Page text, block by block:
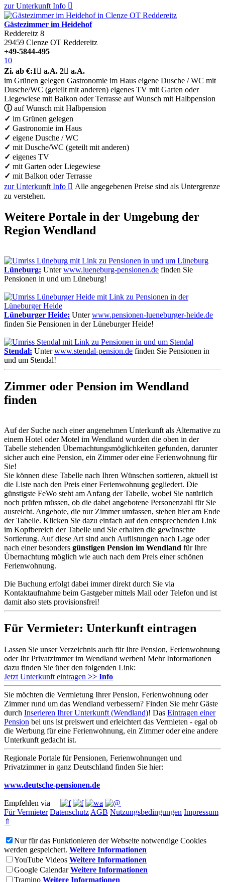
zur Unterkunft Info 
Gästezimmer im Heidehof
Reddereitz 8
29459 Clenze OT Reddereitz
+49-5844-495
10
Zi. ab €:1  a.A. 2 a.A.
im Grünen gelegen Gastronomie im Haus eigene Dusche / WC mit
Dusche/WC (geteilt mit anderen) eigenes TV mit Garten oder
Liegewiese mit Balkon oder Terrasse auf Wunsch mit Halbpension
ⓘauf Wunsch mit Halbpension
✓ im Grünen gelegen
✓ Gastronomie im Haus
✓ eigene Dusche / WC
✓ mit Dusche/WC (geteilt mit anderen)
✓ eigenes TV
✓ mit Garten oder Liegewiese
✓ mit Balkon oder Terrasse
zur Unterkunft Info  Alle angegebenen Preise sind als Untergrenze
zu verstehen.
Weitere Portale in der Umgebung der
Region Wendland
Lüneburg: Unterwww.lueneburg-pensionen.de finden Sie
Pensionen in und um Lüneburg!
Lüneburger Heide: Unterwww.pensionen-lueneburger-heide.de
finden Sie Pensionen in der Lüneburger Heide!
Stendal: Unterwww.stendal-pension.de finden Sie Pensionen in
und um Stendal!
Zimmer oder Pension im Wendland
finden
Auf der Suche nach einer angenehmen Unterkunft als Alternative zu
einem Hotel oder Motel im Wendland wurden die oben in der
Tabelle stehenden Übernachtungsmöglichkeiten gefunden, darunter
sicher auch eine Pension, ein Zimmer oder eine Ferienwohnung für
Sie!
Sie können diese Tabelle nach Ihren Wünschen sortieren, aktuell ist
die Liste nach den Preis einer Ferienwohnung gegliedert. Die
günstigste FeWo steht am Anfang der Tabelle, wobei Sie natürlich
noch prüfen müssen, ob die dabei angebotene Personenzahl für Sie
ausreicht. Angebote, die nur Zimmer umfassen, stehen hier am Ende
der Tabelle. Klicken Sie dazu einfach auf den entsprechenden Link
im Kopfbereich der Tabelle und Sie erhalten die gewünschte
Sortierung. Auf diese Art sind auch Auflistungen nach Lage oder
nach einer besonders günstigen Pension im Wendland für Ihre
Übernachtung möglich wie auch nach dem Preis einer schönen
Ferienwohnung.
Die Buchung erfolgt dabei immer direkt durch Sie via
Kontaktaufnahme beim Gastgeber mittels Mail oder Telefon und ist
damit also stets provisionsfrei!
Für Vermieter: Unterkunft eintragen
Lassen Sie unser Verzeichnis auch für Ihre Pension, Ferienwohnung
oder Ihr Privatzimmer im Wendland werben! Mehr Informationen
dazu finden Sie über den folgenden Link:
Jetzt Unterkunft eintragen >> Info
Sie möchten die Vermietung Ihrer Pension, Ferienwohnung oder
Zimmer rund um das Wendland verbessern? Finden Sie mehr Gäste
durch Inserieren Ihrer Unterkunft (Wendland)! Das Eintragen einer
Pension bei uns ist preiswert und erleichtert das Vermieten - egal ob
die Werbung für eine Ferienwohnung, ein Zimmer oder eine andere
Unterkunft gedacht ist.
Regionale Portale für Pensionen, Ferienwohnungen und
Privatzimmer in ganz Deutschland finden Sie hier:
www.deutsche-pensionen.de
Empfehlen via
Für Vermieter Datenschutz AGB Nutzungsbedingungen Impressum
⇑
Nur für das Funktionieren der Webseite notwendige Cookies
werden gespeichert. Weitere Informationen
YouTube Videos Weitere Informationen
Google Calendar Weitere Informationen
Tramino Weitere Informationen